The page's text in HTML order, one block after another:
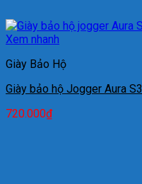
Xem nhanh
Giày Bảo Hộ
Giày bảo hộ Jogger Aura S3
720.000₫